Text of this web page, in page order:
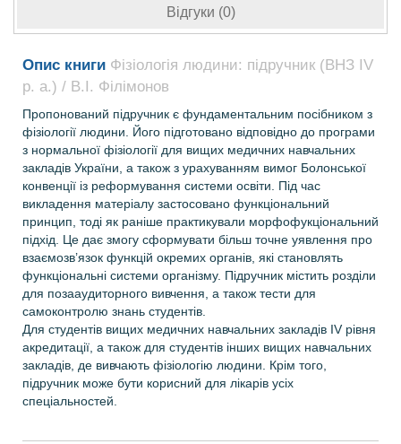
Відгуки (0)
Опис книги Фізіологія людини: підручник (ВНЗ ІV
р. а.) / В.І. Філімонов
Пропонований підручник є фундаментальним посібником з
фізіології людини. Його підготовано відповідно до програми
з нормальної фізіології для вищих медичних навчальних
закладів України, а також з урахуванням вимог Болонської
конвенції із реформування системи освіти. Під час
викладення матеріалу застосовано функціональний
принцип, тоді як раніше практикували морфофукціональний
підхід. Це дає змогу сформувати більш точне уявлення про
взаємозв’язок функцій окремих органів, які становлять
функціональні системи організму. Підручник містить розділи
для позааудиторного вивчення, а також тести для
самоконтролю знань студентів.
Для студентів вищих медичних навчальних закладів IV рівня
акредитації, а також для студентів інших вищих навчальних
закладів, де вивчають фізіологію людини. Крім того,
підручник може бути корисний для лікарів усіх
спеціальностей.